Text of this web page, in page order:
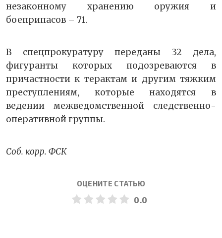
незаконному хранению оружия и
боеприпасов – 71.
В спецпрокуратуру переданы 32 дела,
фигуранты которых подозреваются в
причастности к терактам и другим тяжким
преступлениям, которые находятся в
ведении межведомственной следственно-
оперативной группы.
Соб. корр. ФСК
ОЦЕНИТЕ СТАТЬЮ
0.0